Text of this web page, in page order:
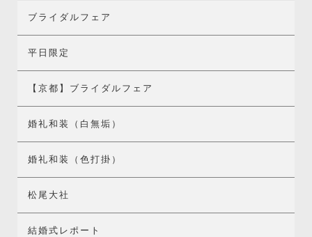
ブライダルフェア
平日限定
【京都】ブライダルフェア
婚礼和装（白無垢）
婚礼和装（色打掛）
松尾大社
結婚式レポート